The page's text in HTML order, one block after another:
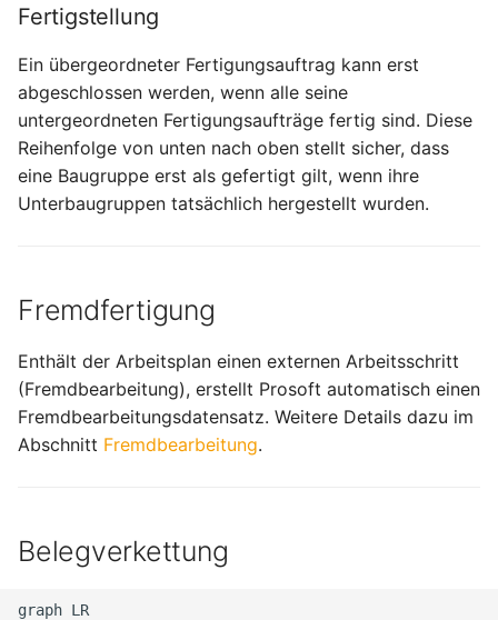
Fertigstellung
Ein übergeordneter Fertigungsauftrag kann erst
abgeschlossen werden, wenn alle seine
untergeordneten Fertigungsaufträge fertig sind. Diese
Reihenfolge von unten nach oben stellt sicher, dass
eine Baugruppe erst als gefertigt gilt, wenn ihre
Unterbaugruppen tatsächlich hergestellt wurden.
Fremdfertigung
Enthält der Arbeitsplan einen externen Arbeitsschritt
(Fremdbearbeitung), erstellt Prosoft automatisch einen
Fremdbearbeitungsdatensatz. Weitere Details dazu im
Abschnitt Fremdbearbeitung.
Belegverkettung
graph LR